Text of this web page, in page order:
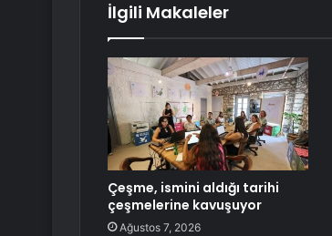
İlgili Makaleler
Çeşme, ismini aldığı tarihi
çeşmelerine kavuşuyor
Ağustos 7, 2026